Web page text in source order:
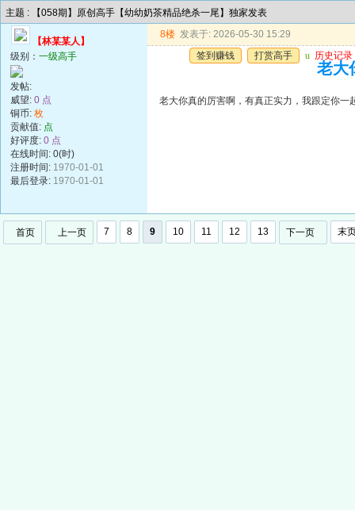
主题 : 【058期】原创高手【幼幼奶茶精品绝杀一尾】独家发表
【林某某人】
级别： 一级高手
发帖:
威望: 0 点
铜币: 枚
贡献值: 点
好评度: 0 点
在线时间: 0(时)
注册时间: 1970-01-01
最后登录: 1970-01-01
8楼 发表于: 2026-05-30 15:29
签到赚钱
打赏高手 u 历史记录
老大
老大你真的厉害啊，有真正实力，我跟定你一
首页 上一页 7 8 9 10 11 12 13 下一页 末